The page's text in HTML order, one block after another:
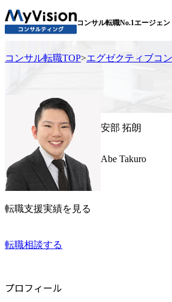
コンサル転職No.1エージェン
コンサル転職TOP>エグゼクティブコ
安部 拓朗
Abe Takuro
プロフィール
転職支援実績を見る
転職相談する